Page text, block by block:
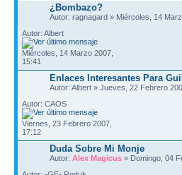
¿Bombazo?
Autor: ragnagard » Miércoles, 14
Autor: Albert
Miércoles, 14 Marzo 2007,
15:41
Enlaces Interesantes Para
Autor: Albert » Jueves, 22 Febrero
Autor: CAOS
Viernes, 23 Febrero 2007,
17:12
Duda Sobre Mi Monje
Autor: Alex Magicus » Domingo, 04